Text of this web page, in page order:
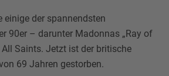
einige der spannendsten
90er – darunter Madonnas „Ray of
Saints. Jetzt ist der britische
69 Jahren gestorben.